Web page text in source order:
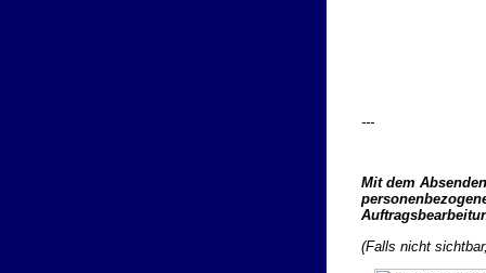
---
Mit dem
(Falls nicht